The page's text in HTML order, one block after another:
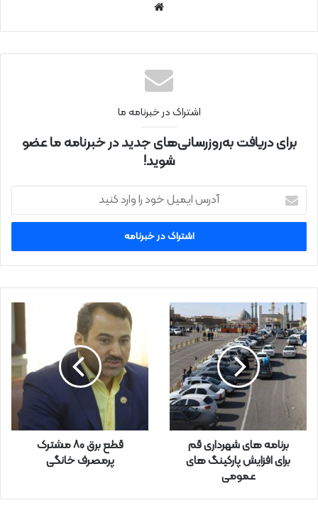
نتی
اشتراک در خبرنامه ما
برای دریافت به‌روزرسانی‌های جدید در خبرنامه ما عضو
شوید!
ر
ا
ی
ل
خ
و
د
ر
برنامه های شهرداری قم
برای افزایش پارکینگ های
عمومی
قطع برق ۸۰ مشترک
پرمصرف خانگی